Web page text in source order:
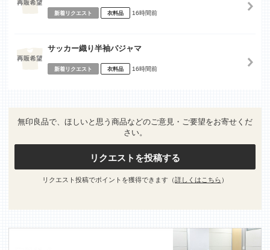
新着リクエスト 衣料品 16時間前
サッカー織り半袖パジャマ
新着リクエスト 衣料品 16時間前
無印良品で、ほしいと思う商品などのご意見・ご要望をお寄せくだ
さい。
リクエストを投稿する
リクエスト投稿でポイントを獲得できます（詳しくはこちら ）